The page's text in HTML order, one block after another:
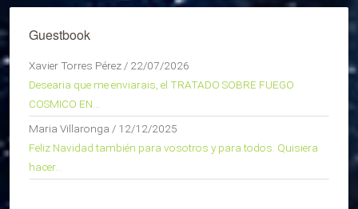
Guestbook
Xavier Torres Pérez / 22/07/2026
Desearia que me enviarais, el TRATADO SOBRE FUEGO
COSMICO EN...
Maria Villaronga / 12/12/2025
Feliz Navidad también para vosotros y para todos. Quisiera
hacer...